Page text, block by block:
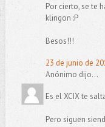
Por cierto, se te
klingon :P
Besos!!!
23 de junio de
Anónimo dijo...
Es el XCIX te
Pero siguen